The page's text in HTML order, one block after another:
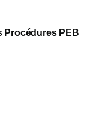
Procédures PEB